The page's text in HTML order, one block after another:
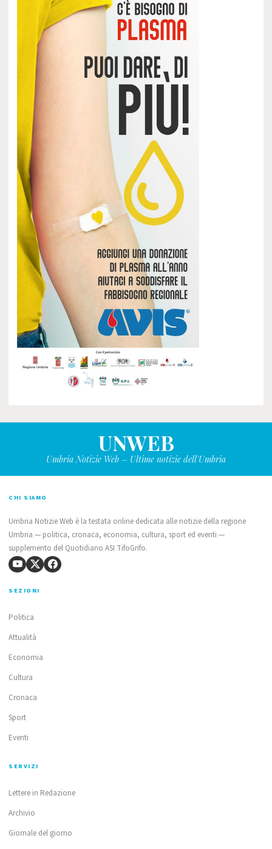
UNWEB
Umbria Notizie Web – Ultime notizie dell'Umbria
CHI SIAMO
Umbria Notizie Web è la testata online dedicata alle notizie della regione
Umbria — politica, cronaca, economia, cultura, sport ed eventi —
supplemento del Quotidiano ASI TifoGrifo.
SEZIONI
Politica
Attualità
Economia
Cultura
Cronaca
Sport
Eventi
SERVIZI
Lettere in Redazione
Archivio
Giornale del giorno